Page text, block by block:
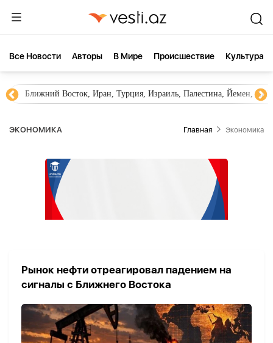
Все Новости Aвторы В Мире Происшествие Культура
Ближний Восток, Иран, Турция, Израиль, Палестина, Йемен,
ЭКОНОМИКА Главная Экономика
Рынок нефти отреагировал падением на
сигналы с Ближнего Востока